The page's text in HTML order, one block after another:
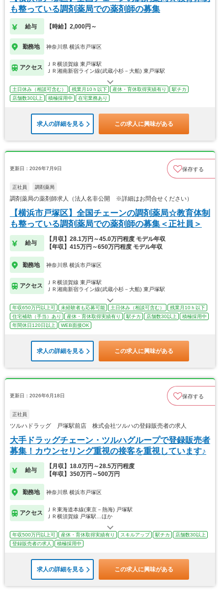
も整っている調剤薬局での薬剤師の募集
給与 【時給】2,000円～
勤務地 神奈川県 横浜市戸塚区
アクセス
ＪＲ横須賀線 東戸塚駅
ＪＲ湘南新宿ライン線(武蔵小杉－大船) 東戸塚駅
土日休み（相談可含む） 残業月10ｈ以下 産休・育休取得実績有り
駅チカ
店舗数30以上
積極採用中 在宅業務あり
求人の詳細を見る この求人に興味がある
更新日：2026年7月9日 保存する
正社員 調剤薬局
調剤薬局の薬剤師求人（法人名非公開 ※詳細はお問合せください）
【横浜市戸塚区】全国チェーンの調剤薬局☆教育体制
も整っている調剤薬局での薬剤師の募集＜正社員＞
給与
【月収】28.1万円～45.0万円程度 モデル年収
【年収】415万円～650万円程度 モデル年収
勤務地 神奈川県 横浜市戸塚区
アクセス
ＪＲ横須賀線 東戸塚駅
ＪＲ湘南新宿ライン線(武蔵小杉－大船) 東戸塚駅
年収650万円以上可 未経験者も応募可能 土日休み（相談可含む）
残業月10ｈ以下
住宅補助（手当）あり
産休・育休取得実績有り 駅チカ 店舗数30以上
積極採用中
年間休日120日以上
WEB面接OK
求人の詳細を見る この求人に興味がある
更新日：2026年6月18日 保存する
正社員
ツルハドラッグ 戸塚駅前店 株式会社ツルハの登録販売者の求人
大手ドラッグチェーン・ツルハグループで登録販売者
募集！カウンセリング重視の接客を重視しています♪
給与
【月収】18.0万円～28.5万円程度
【年収】350万円～500万円
勤務地 神奈川県 横浜市戸塚区
アクセス
ＪＲ東海道本線(東京－熱海) 戸塚駅
ＪＲ横須賀線 戸塚駅…ほか
年収500万円以上可 産休・育休取得実績有り スキルアップ 駅チカ
店舗数30以上
登録販売者の求人
積極採用中
求人の詳細を見る この求人に興味がある